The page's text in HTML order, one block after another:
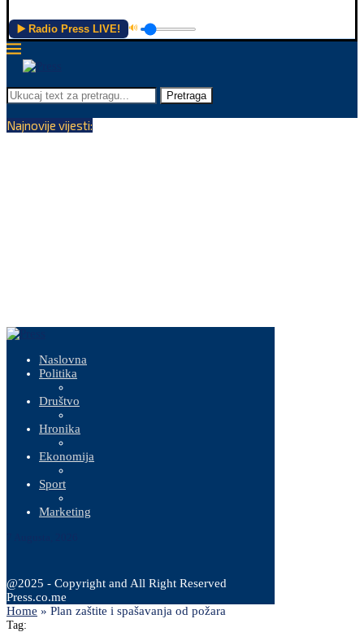
▶️ Radio Press LIVE! 🔊
Pretraga
Najnovije vijesti:
Naslovna
Politika
Društvo
Hronika
Ekonomija
Sport
Marketing
@2025 - Copyright and All Right Reserved
Press.co.me
Home » Plan zaštite i spašavanja od požara
Tag: